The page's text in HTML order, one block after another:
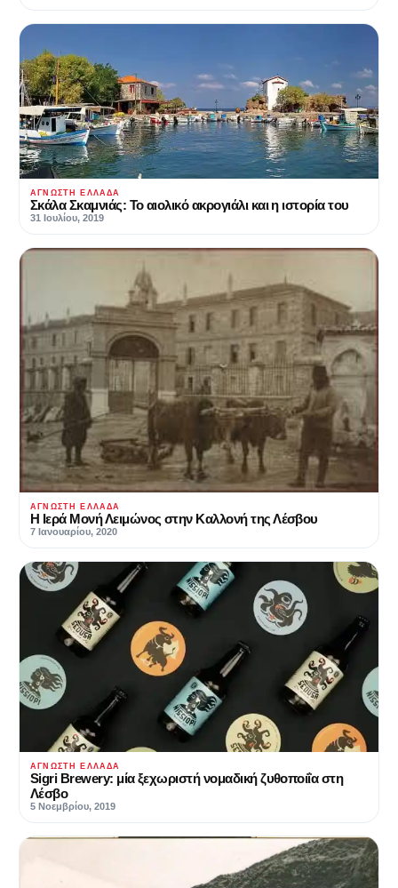
ΆΓΝΩΣΤΗ ΕΛΛΆΔΑ
Σκάλα Σκαμνιάς: Το αιολικό ακρογιάλι και η ιστορία του
31 Ιουλίου, 2019
ΆΓΝΩΣΤΗ ΕΛΛΆΔΑ
Η Ιερά Μονή Λειμώνος στην Καλλονή της Λέσβου
7 Ιανουαρίου, 2020
ΆΓΝΩΣΤΗ ΕΛΛΆΔΑ
Sigri Brewery: μία ξεχωριστή νομαδική ζυθοποιΐα στη
Λέσβο
5 Νοεμβρίου, 2019